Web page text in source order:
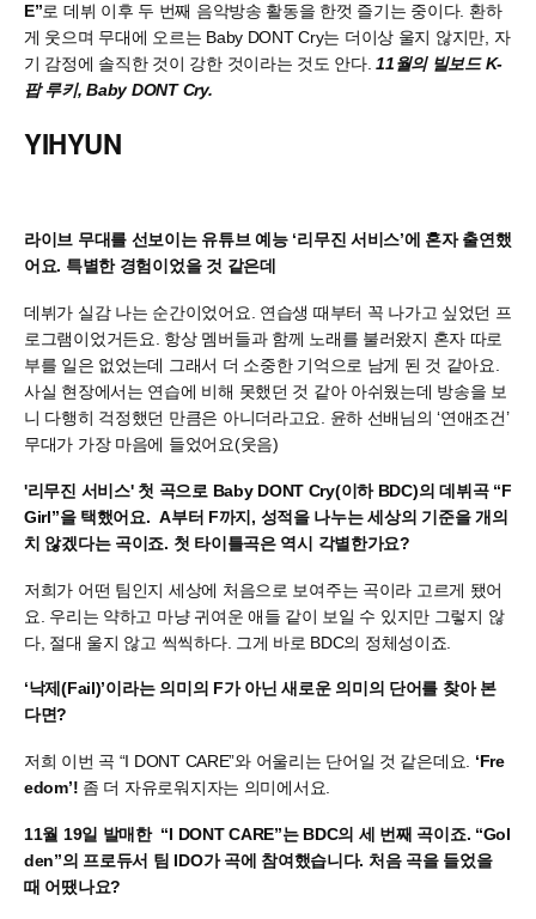
E”로 데뷔 이후 두 번째 음악방송 활동을 한껏 즐기는 중이다. 환하
게 웃으며 무대에 오르는 Baby DONT Cry는 더이상 울지 않지만, 자
기 감정에 솔직한 것이 강한 것이라는 것도 안다.11월의 빌보드 K-
팝 루키, Baby DONT Cry.
YIHYUN
라이브 무대를 선보이는 유튜브 예능 ‘리무진 서비스’에 혼자 출연했
어요. 특별한 경험이었을 것 같은데
데뷔가 실감 나는 순간이었어요. 연습생 때부터 꼭 나가고 싶었던 프
로그램이었거든요. 항상 멤버들과 함께 노래를 불러왔지 혼자 따로
부를 일은 없었는데 그래서 더 소중한 기억으로 남게 된 것 같아요.
사실 현장에서는 연습에 비해 못했던 것 같아 아쉬웠는데 방송을 보
니 다행히 걱정했던 만큼은 아니더라고요. 윤하 선배님의 ‘연애조건’
무대가 가장 마음에 들었어요(웃음)
'리무진 서비스' 첫 곡으로 Baby DONT Cry(이하 BDC)의 데뷔곡 “F
Girl”을 택했어요. A부터 F까지, 성적을 나누는 세상의 기준을 개의
치 않겠다는 곡이죠. 첫 타이틀곡은 역시 각별한가요?
저희가 어떤 팀인지 세상에 처음으로 보여주는 곡이라 고르게 됐어
요. 우리는 약하고 마냥 귀여운 애들 같이 보일 수 있지만 그렇지 않
다, 절대 울지 않고 씩씩하다. 그게 바로 BDC의 정체성이죠.
‘낙제(Fail)’이라는 의미의 F가 아닌 새로운 의미의 단어를 찾아 본
다면?
저희 이번 곡 “I DONT CARE”와 어울리는 단어일 것 같은데요. ‘Fre
edom’! 좀 더 자유로워지자는 의미에서요.
11월 19일 발매한 “I DONT CARE”는 BDC의 세 번째 곡이죠. “Gol
den”의 프로듀서 팀 IDO가 곡에 참여했습니다. 처음 곡을 들었을
때 어땠나요?